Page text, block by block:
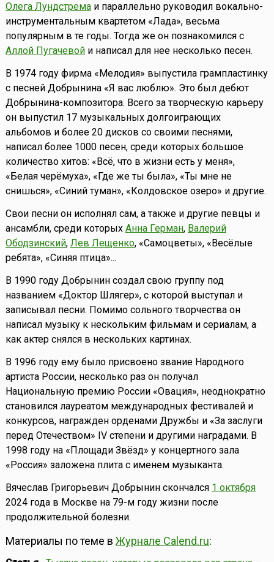
Олега Лундстремаи параллельно руководил вокально-
инструментальным квартетом «Лада», весьма
популярным в те годы. Тогда же он познакомился с
Аллой Пугачевойи написал для нее несколько песен.
В 1974 году фирма «Мелодия» выпустила грампластинку
с песней Добрынина «Я вас люблю». Это был дебют
Добрынина-композитора. Всего за творческую карьеру
он выпустил 17 музыкальных долгоиграющих
альбомов и более 20 дисков со своими песнями,
написал более 1000 песен, среди которых большое
количество хитов: «Всё, что в жизни есть у меня»,
«Белая черёмуха», «Где же ты была», «Ты мне не
снишься», «Синий туман», «Колдовское озеро» и другие.
Свои песни он исполнял сам, а также и другие певцы и
ансамбли, среди которых Анна Герман, Валерий
Ободзинский, Лев Лещенко, «Самоцветы», «Весёлые
ребята», «Синяя птица»...
В 1990 году Добрынин создал свою группу под
названием «Доктор Шлягер», с которой выступал и
записывал песни. Помимо сольного творчества он
написал музыку к нескольким фильмам и сериалам, а
как актер снялся в нескольких картинах.
В 1996 году ему было присвоено звание Народного
артиста России, несколько раз он получал
Национальную премию России «Овация», неоднократно
становился лауреатом международных фестивалей и
конкурсов, награжден орденами Дружбы и «За заслуги
перед Отечеством» IV степени и другими наградами. В
1998 году на «Площади Звёзд» у концертного зала
«Россия» заложена плита с именем музыканта.
Вячеслав Григорьевич Добрынин скончался 1 октября
2024 года в Москве на 79-м году жизни после
продолжительной болезни.
Материалы по теме в Журнале Calend.ru: